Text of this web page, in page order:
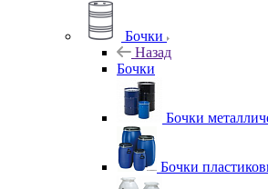
Бочки
Назад
Бочки
Бочки
Бочки